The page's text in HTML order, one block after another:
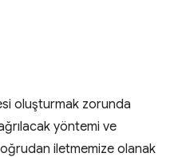
oluşturmak zorunda
yöntemi ve
iletmemize olanak